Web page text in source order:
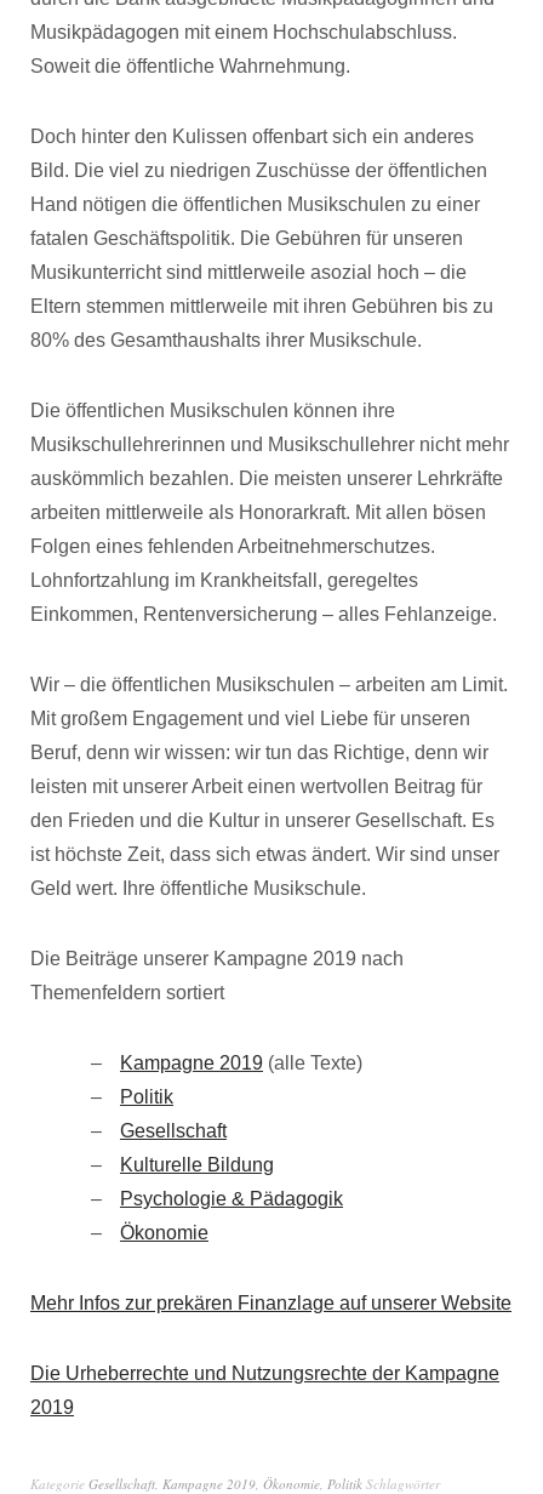
Musikpädagogen mit einem Hochschulabschluss.
Soweit die öffentliche Wahrnehmung.
Doch hinter den Kulissen offenbart sich ein anderes
Bild. Die viel zu niedrigen Zuschüsse der öffentlichen
Hand nötigen die öffentlichen Musikschulen zu einer
fatalen Geschäftspolitik. Die Gebühren für unseren
Musikunterricht sind mittlerweile asozial hoch – die
Eltern stemmen mittlerweile mit ihren Gebühren bis zu
80% des Gesamthaushalts ihrer Musikschule.
Die öffentlichen Musikschulen können ihre
Musikschullehrerinnen und Musikschullehrer nicht mehr
auskömmlich bezahlen. Die meisten unserer Lehrkräfte
arbeiten mittlerweile als Honorarkraft. Mit allen bösen
Folgen eines fehlenden Arbeitnehmerschutzes.
Lohnfortzahlung im Krankheitsfall, geregeltes
Einkommen, Rentenversicherung – alles Fehlanzeige.
Wir – die öffentlichen Musikschulen – arbeiten am Limit.
Mit großem Engagement und viel Liebe für unseren
Beruf, denn wir wissen: wir tun das Richtige, denn wir
leisten mit unserer Arbeit einen wertvollen Beitrag für
den Frieden und die Kultur in unserer Gesellschaft. Es
ist höchste Zeit, dass sich etwas ändert. Wir sind unser
Geld wert. Ihre öffentliche Musikschule.
Die Beiträge unserer Kampagne 2019 nach
Themenfeldern sortiert
Kampagne 2019 (alle Texte)
Politik
Gesellschaft
Kulturelle Bildung
Psychologie & Pädagogik
Ökonomie
Mehr Infos zur prekären Finanzlage auf unserer Website
Die Urheberrechte und Nutzungsrechte der Kampagne
2019
Kategorie Gesellschaft, Kampagne 2019, Ökonomie, Politik Schlagwörter